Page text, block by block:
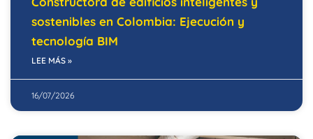
sostenibles en Colombia: Ejecución y
tecnología BIM
LEE MÁS »
16/07/2026